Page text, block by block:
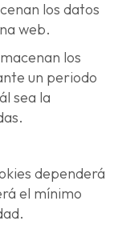
los datos
web.
los
un periodo
sea la
dependerá
el mínimo